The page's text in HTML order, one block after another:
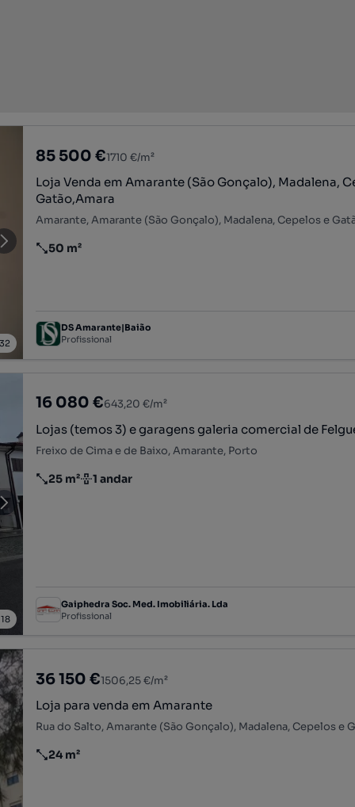
32
85 500 €1710 €/m²
Loja Venda em Amarante (São Gonçalo), Madalena, Cepelos e
Gatão,Amara
Preço por metro quadrado
50 m²
DS Amarante|Baião
Profissional
18
16 080 €643,20 €/m²
Lojas (temos 3) e garagens galeria comercial de
Freixo de Cima e de Baixo, Amarante, Porto
Preço por metro quadrado
25 m²
Andar 1 andar
Gaiphedra Soc. Med. Imobiliária. Lda
Profissional
36 150 €1506,25 €/m²
Loja para venda em Amarante
Preço por metro quadrado
24 m²